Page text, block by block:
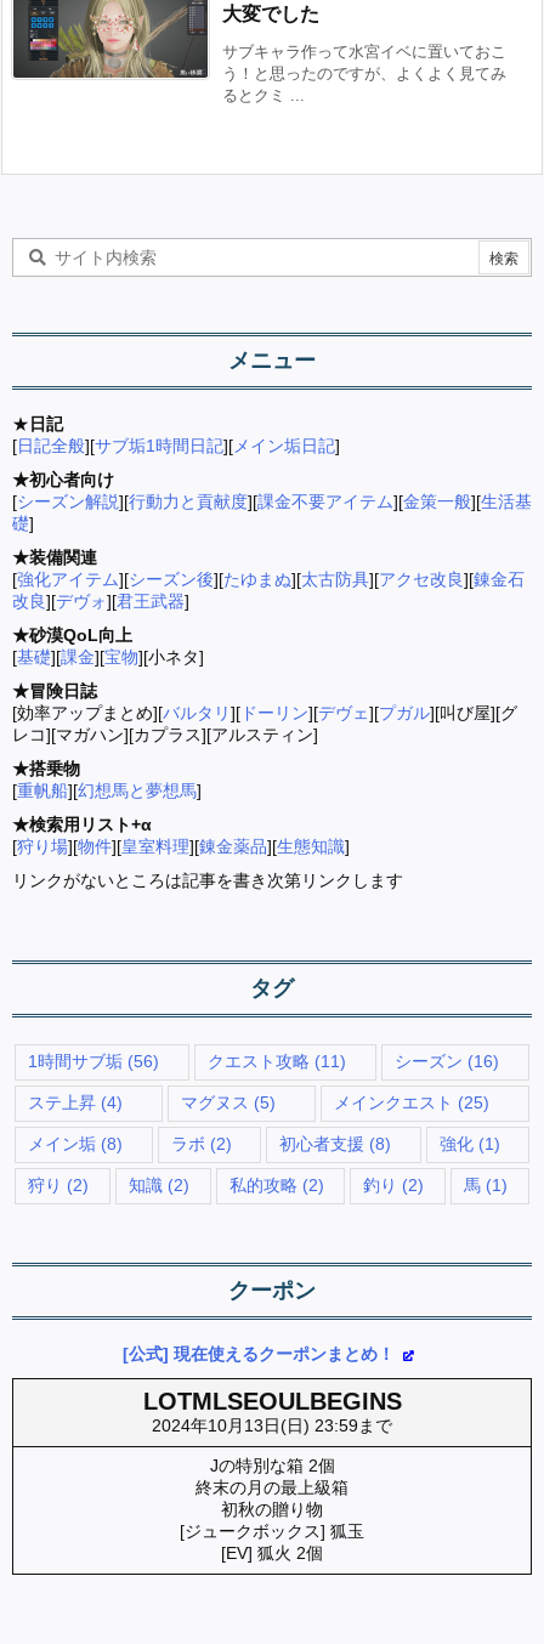
大変でした
サブキャラ作って水宮イベに置いておこ
う！と思ったのですが、よくよく見てみ
るとクミ ...
メニュー
★ 日記
[日記全般][サブ垢1時間日記][メイン垢日記]
★初心者向け
[シーズン解説][行動力と貢献度][課金不要アイテム][金策一般][生活基
礎]
★装備関連
[強化アイテム][シーズン後][たゆまぬ][太古防具][アクセ改良][錬金石
改良][デヴォ][君王武器]
★砂漠QoL向上
[基礎][課金][宝物][小ネタ]
★冒険日誌
[効率アップまとめ][バルタリ][ ドーリン][デヴェ][プガル][叫び屋][グ
レコ][マガハン][カプラス][アルスティン]
★搭乗物
[重帆船][幻想馬と夢想馬]
★検索用リスト+α
[狩り場][物件][皇室料理][錬金薬品][生態知識]
リンクがないところは記事を書き次第リンクします
タグ
1時間サブ垢 (56) クエスト攻略 (11) シーズン (16)
ステ上昇 (4) マグヌス (5) メインクエスト (25)
メイン垢 (8) ラボ (2) 初心者支援 (8) 強化(1)
狩り (2) 知識(2) 私的攻略 (2) 釣り (2) 馬 (1)
クーポン
[公式] 現在使えるクーポンまとめ！
LOTMLSEOULBEGINS
2024年10月13日(日) 23:59まで
Jの特別な箱 2個
終末の月の最上級箱
初秋の贈り物
[ジュークボックス] 狐玉
[EV] 狐火 2個